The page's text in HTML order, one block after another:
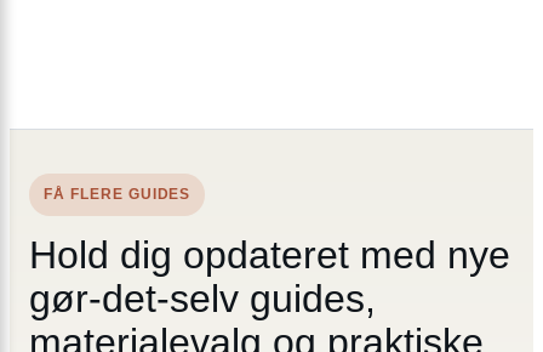
FÅ FLERE GUIDES
Hold dig opdateret med nye
gør-det-selv guides,
materialevalg og praktiske